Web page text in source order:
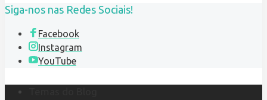
Siga-nos nas Redes Sociais!
Facebook
Instagram
YouTube